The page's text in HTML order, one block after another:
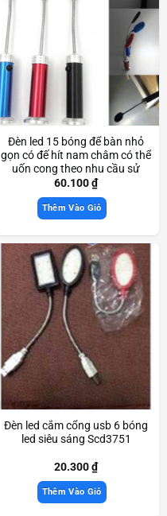
Đèn led 15 bóng để bàn nhỏ
gọn có đế hít nam châm có thể
uốn cong theo nhu cầu sử
dụng Scd3477
60.100₫
Thêm Vào Giỏ
Đèn led cắm cổng usb 6 bóng
led siêu sáng Scd3751
20.300₫
Thêm Vào Giỏ